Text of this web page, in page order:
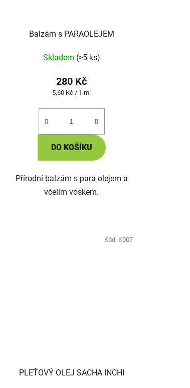
Balzám s PARAOLEJEM
Skladem (>5 ks)
280 Kč
Měrná
5,60 Kč / 1 ml
DO KOŠÍKU
Přírodní balzám s para olejem a
včelím voskem.
PLEŤOVÝ OLEJ SACHA INCHI
Kód: K007